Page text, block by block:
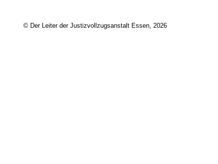
© Der Leiter der Justizvollzugsanstalt Essen, 2026